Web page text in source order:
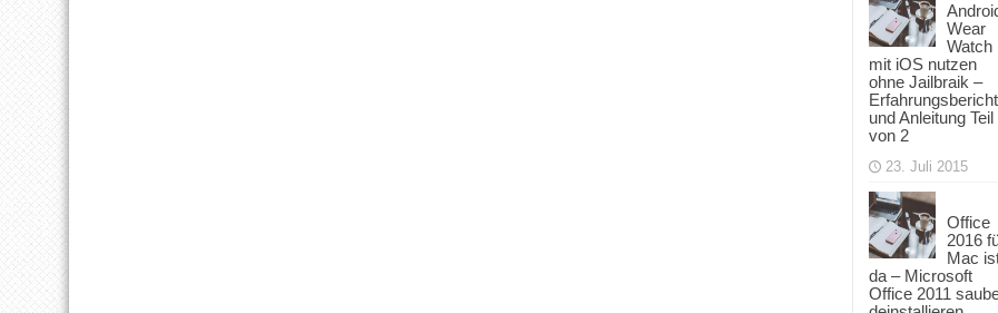
Wear
Watch
mit iOS nutzen
ohne Jailbraik –
Erfahrungsbericht
und Anleitung Teil
von 2
23. Juli 2015
Office
2016
Mac
da – Microsoft
Office 2011